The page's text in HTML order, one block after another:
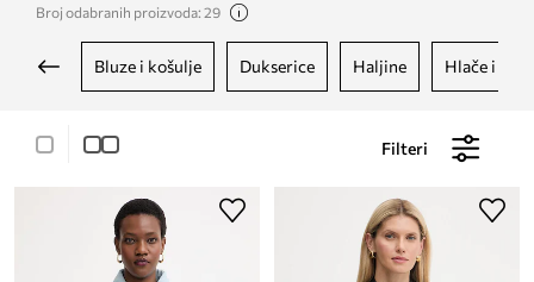
Broj odabranih proizvoda: 29
bluze i košulje dukserice haljine hlače i
Filteri